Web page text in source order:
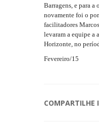
Barragens, e para
novamente foi o
facilitadores
levaram a equipe a
Horizonte, no
Fevereiro/15
COMPARTILHE